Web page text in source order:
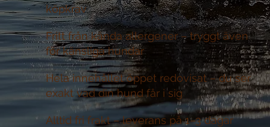
köpkrav
Fritt från kända allergener –tryggt även
för känsliga hundar
Hela innehållet öppet redovisat –du ser
exakt vad din hund får i sig
Alltid fri frakt –leverans på 1–3 dagar